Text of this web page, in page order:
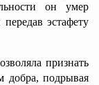
он умер
эстафету
признать
добра, подрывая